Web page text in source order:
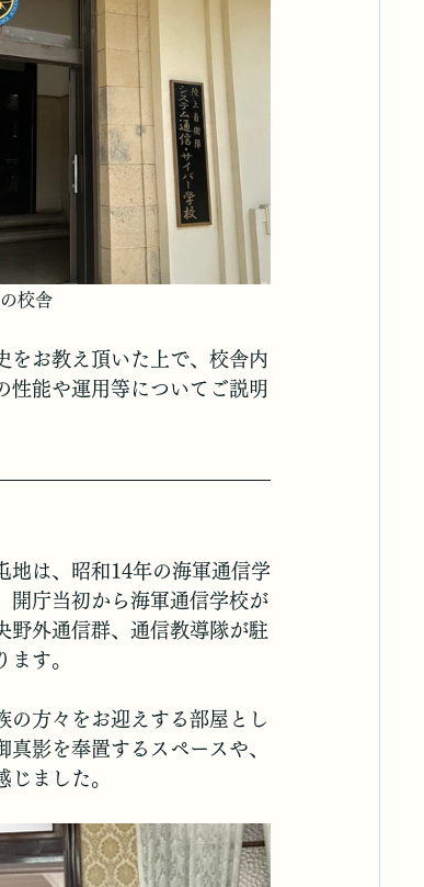
校舎
をお教え頂いた上で、校舎内
性能や運用等についてご説明
地は、昭和14年の海軍通信学
開庁当初から海軍通信学校が
野外通信群、通信教導隊が駐
す。
の方々をお迎えする部屋とし
影を奉置するスペースや、
ました。